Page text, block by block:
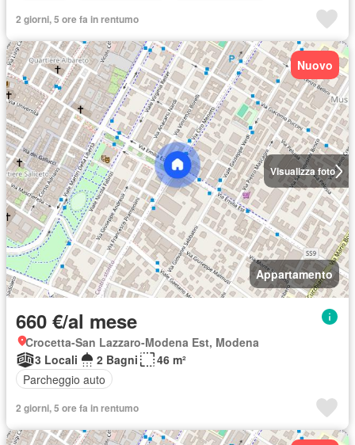
2 giorni, 5 ore fa in rentumo
Visualizza foto
Nuovo
Appartamento
660 €/al mese
Crocetta-San Lazzaro-Modena Est, Modena
3 Locali
2 Bagni
46 m²
Parcheggio auto
2 giorni, 5 ore fa in rentumo